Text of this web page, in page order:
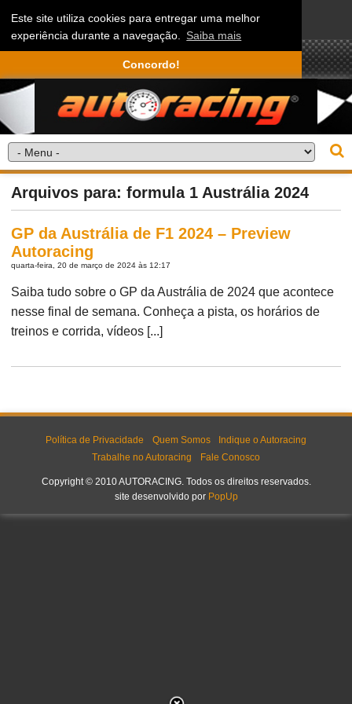
Este site utiliza cookies para entregar uma melhor
experiência durante a navegação. Saiba mais
Concordo!
Arquivos para: formula 1 Austrália 2024
GP da Austrália de F1 2024 – Preview
Autoracing
quarta-feira, 20 de março de 2024 às 12:17
Saiba tudo sobre o GP da Austrália de 2024 que acontece
nesse final de semana. Conheça a pista, os horários de
treinos e corrida, vídeos [...]
Política de Privacidade Quem Somos
Indique o Autoracing
Trabalhe no Autoracing
Fale Conosco
Copyright © 2010 AUTORACING. Todos os direitos reservados.
site desenvolvido por PopUp